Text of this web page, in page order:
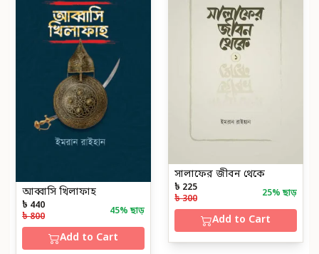
আব্বাসি খিলাফাহ
৳ 440
৳ 800
45% ছাড়
Add to Cart
সালাফের জীবন থেকে
৳ 225
৳ 300
25% ছাড়
Add to Cart